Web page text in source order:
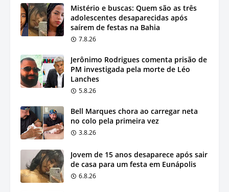
Mistério e buscas: Quem são as três
adolescentes desaparecidas após
saírem de festas na Bahia
7.8.26
Jerônimo Rodrigues comenta prisão de
PM investigada pela morte de Léo
Lanches
5.8.26
Bell Marques chora ao carregar neta
no colo pela primeira vez
3.8.26
Jovem de 15 anos desaparece após sair
de casa para um festa em Eunápolis
6.8.26